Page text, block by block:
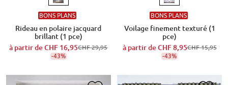
BONS PLANS
Rideau en polaire jacquard
brillant (1 pce)
à partir deCHF 16,95CHF 29,95
-43%
BONS PLANS
Voilage finement texturé (1
pce)
à partir deCHF 8,95CHF 15,95
-43%